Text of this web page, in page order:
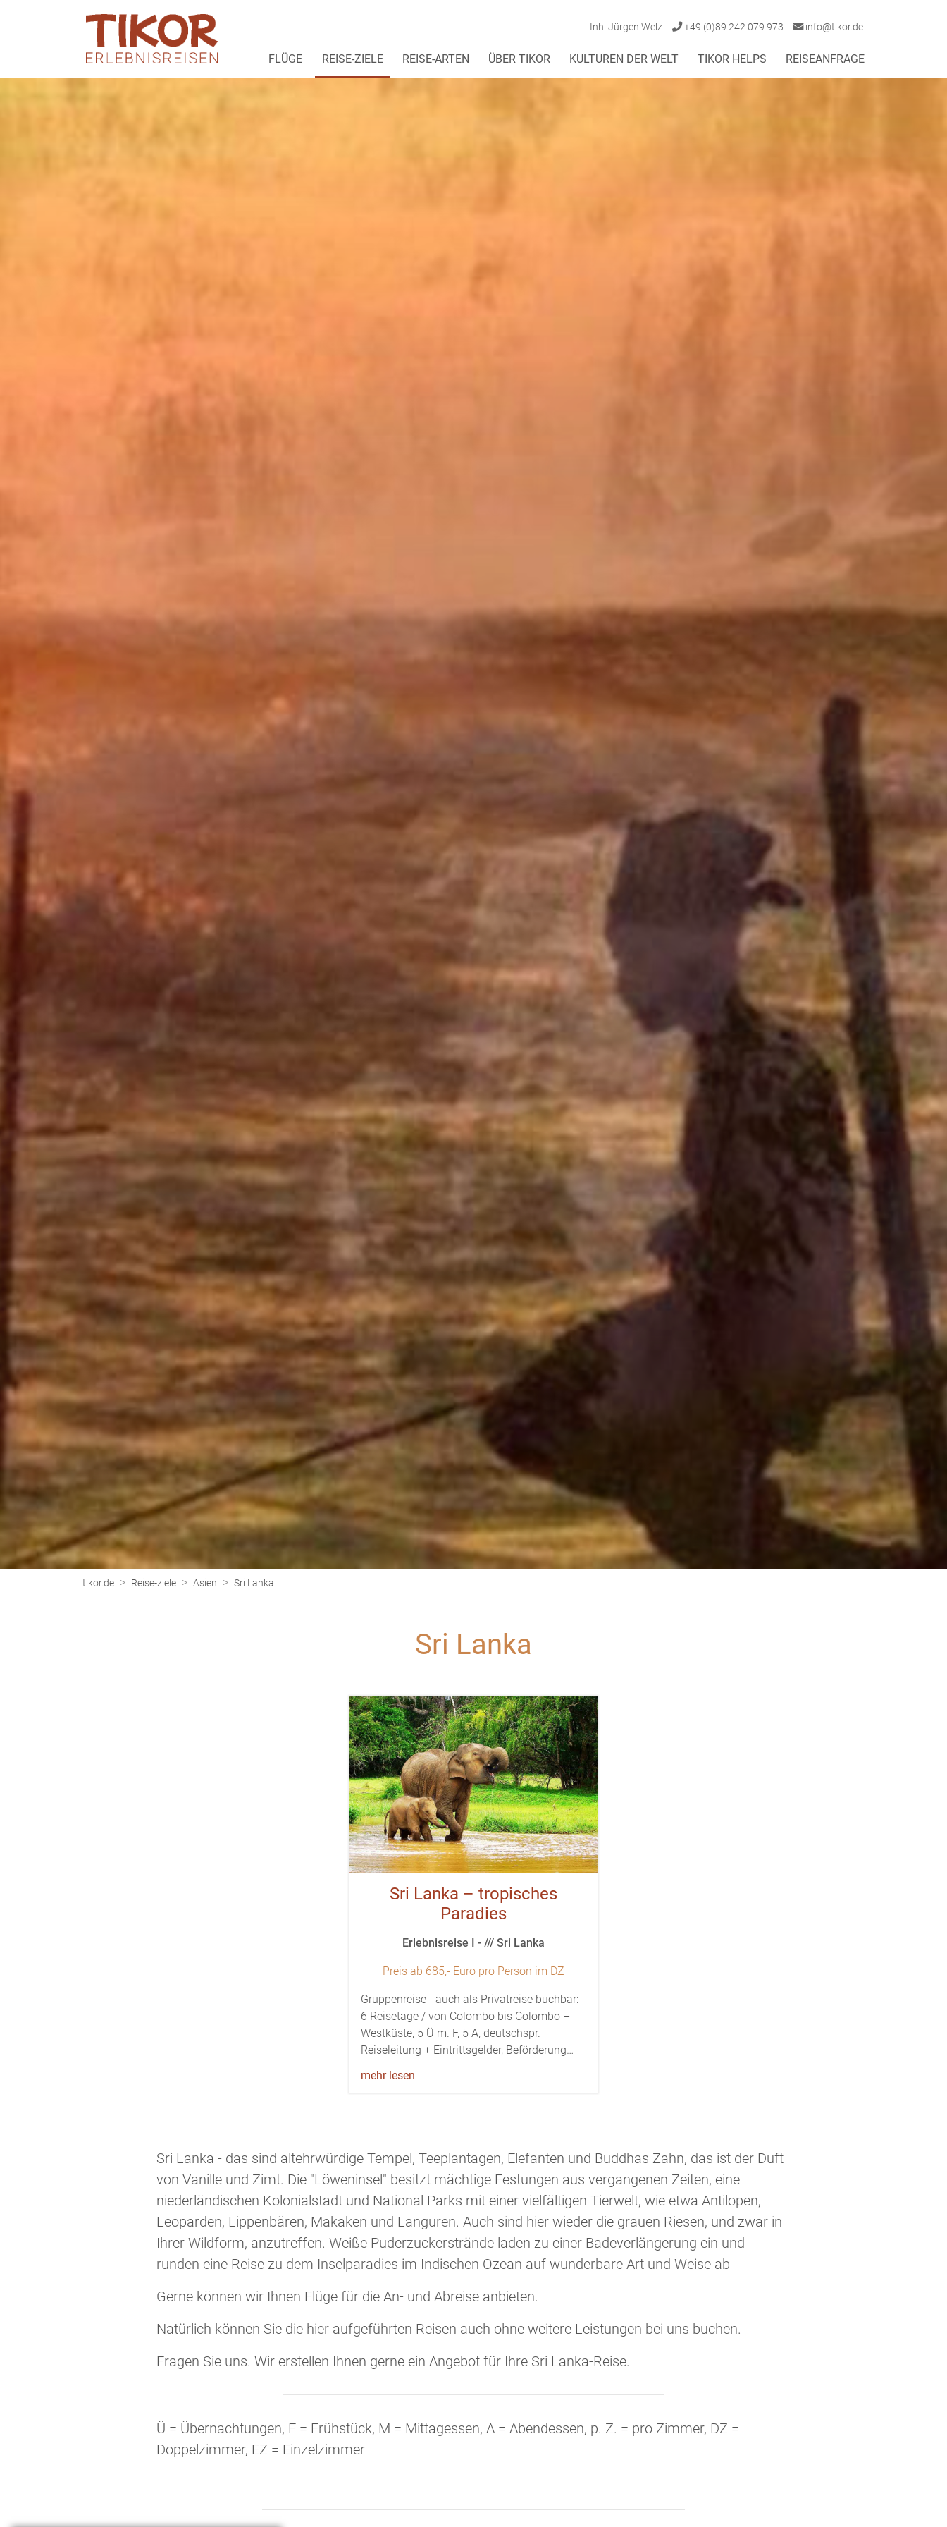
Inh. Jürgen Welz +49 (0)89 242 079 973 info@tikor.de
FLÜGE REISE-ZIELE REISE-ARTEN ÜBER TIKOR KULTUREN DER WELT TIKOR HELPS REISEANFRAGE
tikor.de > Reise-ziele > Asien > Sri Lanka
Sri Lanka
Sri Lanka – tropisches
Paradies
Erlebnisreise I - /// Sri Lanka
Preis ab 685,- Euro pro Person im DZ
Gruppenreise - auch als Privatreise buchbar:
6 Reisetage / von Colombo bis Colombo –
Westküste, 5 Ü m. F, 5 A, deutschspr.
Reiseleitung + Eintrittsgelder, Beförderung…
mehr lesen
Sri Lanka - das sind altehrwürdige Tempel, Teeplantagen, Elefanten und Buddhas Zahn, das ist der Duft
von Vanille und Zimt. Die "Löweninsel" besitzt mächtige Festungen aus vergangenen Zeiten, eine
niederländischen Kolonialstadt und National Parks mit einer vielfältigen Tierwelt, wie etwa Antilopen,
Leoparden, Lippenbären, Makaken und Languren. Auch sind hier wieder die grauen Riesen, und zwar in
Ihrer Wildform, anzutreffen. Weiße Puderzuckerstrände laden zu einer Badeverlängerung ein und
runden eine Reise zu dem Inselparadies im Indischen Ozean auf wunderbare Art und Weise ab
Gerne können wir Ihnen Flüge für die An- und Abreise anbieten.
Natürlich können Sie die hier aufgeführten Reisen auch ohne weitere Leistungen bei uns buchen.
Fragen Sie uns. Wir erstellen Ihnen gerne ein Angebot für Ihre Sri Lanka-Reise.
Ü = Übernachtungen, F = Frühstück, M = Mittagessen, A = Abendessen, p. Z. = pro Zimmer, DZ =
Doppelzimmer, EZ = Einzelzimmer